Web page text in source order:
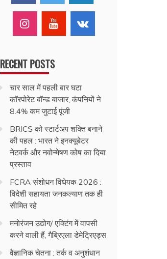
RECENT POSTS
चार साल में पहली बार घटा
कॉरपोरेट बॉन्ड बाजार, कंपनियों ने
8.4% कम जुटाई पूंजी
BRICS को स्टार्टअप शक्ति बनाने
की पहल : भारत ने इनक्यूबेटर
नेटवर्क और नवोन्मेषण कोष का दिया
प्रस्ताव
FCRA संशोधन विधेयक 2026 :
विदेशी सहायता जनकल्याण तक ही
सीमित रहे
मनोरंजन उद्योग/ एक्टिंग में वापसी
करने वाली हैं, गैब्रिएला डेमेट्रिएड्स
वैज्ञानिक चेतना : तर्क व अनुशंधान